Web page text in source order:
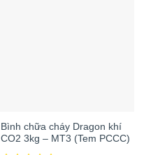
Bình chữa cháy Dragon khí
CO2 3kg – MT3 (Tem PCCC)